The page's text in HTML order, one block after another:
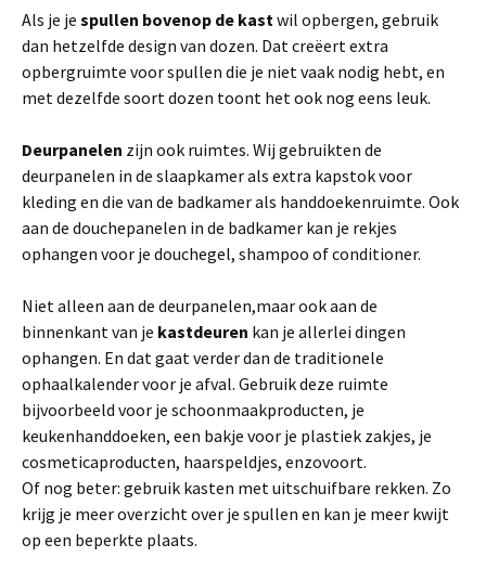
Als je je spullen bovenop de kastwil opbergen, gebruik
dan hetzelfde design van dozen. Dat creëert extra
opbergruimte voor spullen die je niet vaak nodig hebt, en
met dezelfde soort dozen toont het ook nog eens leuk.
Deurpanelen zijn ook ruimtes. Wij gebruikten de
deurpanelen in de slaapkamer als extra kapstok voor
kleding en die van de badkamer als handdoekenruimte. Ook
aan de douchepanelen in de badkamer kan je rekjes
ophangen voor je douchegel, shampoo of conditioner.
Niet alleen aan de deurpanelen,maar ook aan de
binnenkant van je kastdeuren kan je allerlei dingen
ophangen. En dat gaat verder dan de traditionele
ophaalkalender voor je afval. Gebruik deze ruimte
bijvoorbeeld voor je schoonmaakproducten, je
keukenhanddoeken, een bakje voor je plastiek zakjes, je
cosmeticaproducten, haarspeldjes, enzovoort.
Of nog beter: gebruik kasten met uitschuifbare rekken. Zo
krijg je meer overzicht over je spullen en kan je meer kwijt
op een beperkte plaats.